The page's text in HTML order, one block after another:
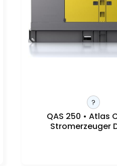
?
QAS 250 • Atlas
Stromerzeuger